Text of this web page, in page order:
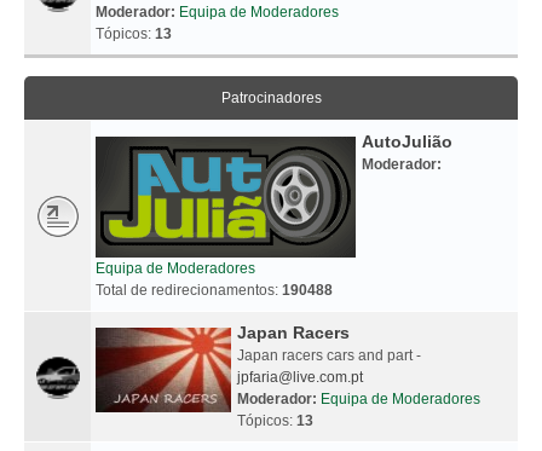
Moderador: Equipa de Moderadores
Tópicos: 13
Patrocinadores
AutoJulião
Moderador:
Equipa de Moderadores
Total de redirecionamentos: 190488
Japan Racers
Japan racers cars and part -
jpfaria@live.com.pt
Moderador: Equipa de Moderadores
Tópicos: 13